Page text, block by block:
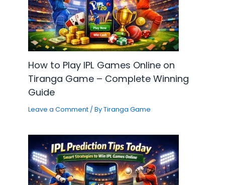
How to Play IPL Games Online on
Tiranga Game – Complete Winning
Guide
Leave a Comment / ByTiranga Game